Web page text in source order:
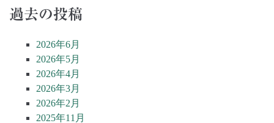
過去の投稿
2026年6月
2026年5月
2026年4月
2026年3月
2026年2月
2025年11月